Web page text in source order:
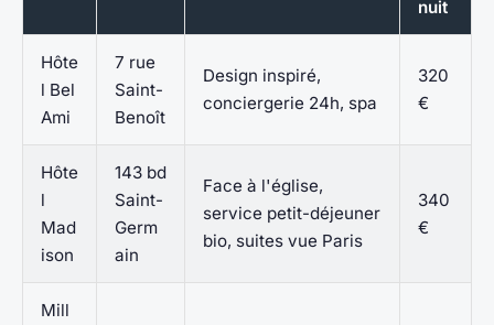
nuit
Hôte
l Bel
Ami
7 rue
Saint-
Benoît
Design inspiré,
conciergerie 24h, spa
320
€
Hôte
l
Mad
ison
143 bd
Saint-
Germ
ain
Face à l'église,
service petit-déjeuner
bio, suites vue Paris
340
€
Mill